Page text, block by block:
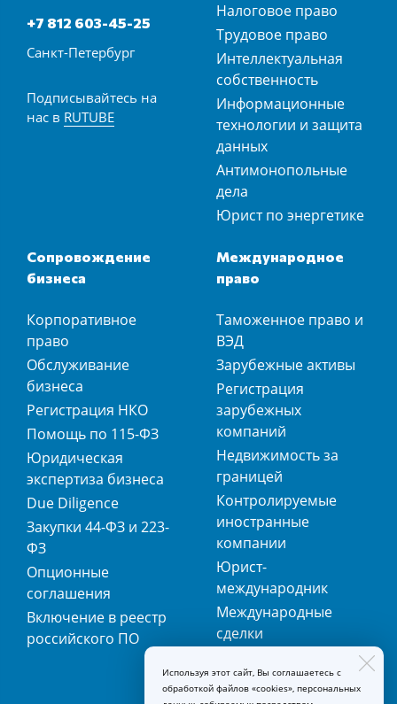
+7 812 603-45-25
Санкт-Петербург
Подписывайтесь на
нас в RUTUBE
Налоговое право
Трудовое право
Интеллектуальная
собственность
Информационные
технологии и защита
данных
Антимонопольные
дела
Юрист по энергетике
Сопровождение
бизнеса
Корпоративное
право
Обслуживание
бизнеса
Регистрация НКО
Помощь по 115-ФЗ
Юридическая
экспертиза бизнеса
Due Diligence
Закупки 44-ФЗ и 223-
ФЗ
Опционные
соглашения
Включение в реестр
российского ПО
Международное
право
Таможенное право и
ВЭД
Зарубежные активы
Регистрация
зарубежных
компаний
Недвижимость за
границей
Контролируемые
иностранные
компании
Юрист-
международник
Международные
сделки
регистрация
товарных знаков
Используя этот сайт, Вы соглашаетесь с
обработкой файлов «cookies», персональных